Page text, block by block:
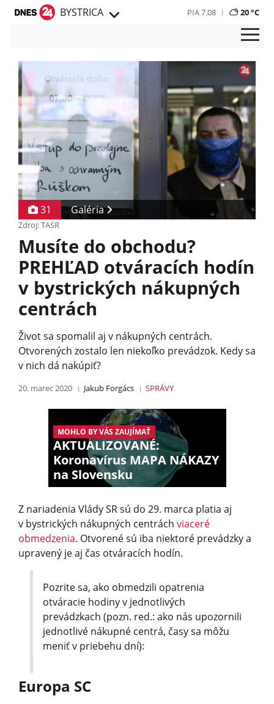
BYSTRICA PIA 7.08 20 °C
31 Galéria
Zdroj: TASR
Musíte do obchodu?
PREHĽAD otváracích hodín
v bystrických nákupných
centrách
Život sa spomalil aj v nákupných centrách.
Otvorených zostalo len niekoľko prevádzok. Kedy sa
v nich dá nakúpiť?
20. marec 2020 Jakub Forgács SPRÁVY
MOHLO BY VÁS ZAUJÍMAŤ
AKTUALIZOVANÉ:
Koronavírus MAPA NÁKAZY
na Slovensku
Z nariadenia Vlády SR sú do 29. marca platia aj
v bystrických nákupných centrách viaceré
obmedzenia. Otvorené sú iba niektoré prevádzky a
upravený je aj čas otváracích hodín.
Pozrite sa, ako obmedzili opatrenia
otváracie hodiny v jednotlivých
prevádzkach (pozn. red.: ako nás upozornili
jednotlivé nákupné centrá, časy sa môžu
meniť v priebehu dní):
Europa SC